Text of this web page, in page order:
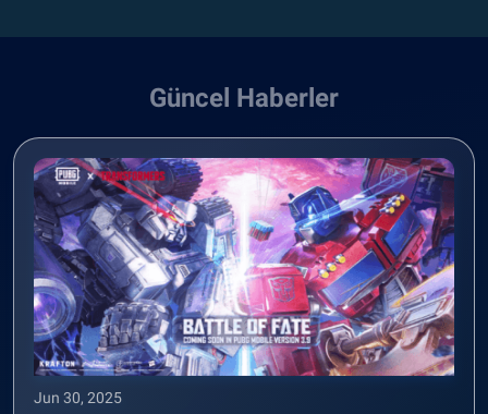
Güncel Haberler
Jun 30, 2025